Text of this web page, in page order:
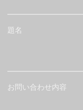
題名
お問い合わせ内容